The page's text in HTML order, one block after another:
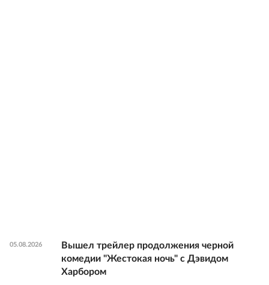
05.08.2026
Вышел трейлер продолжения черной
комедии "Жестокая ночь" с Дэвидом
Харбором